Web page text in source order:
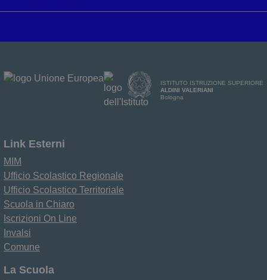
ISTITUTO ISTRUZIONE SUPERIORE
ALDINI VALERIANI
Bologna
Link Esterni
MIM
Ufficio Scolastico Regionale
Ufficio Scolastico Territoriale
Scuola in Chiaro
Iscrizioni On Line
Invalsi
Comune
La Scuola